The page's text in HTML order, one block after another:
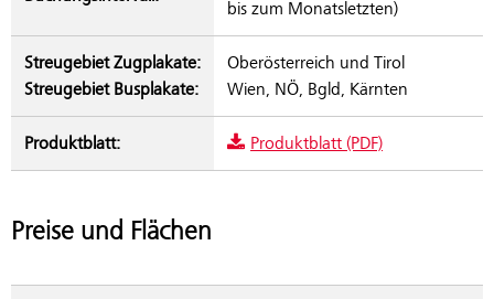
bis zum Monatsletzten)
Streugebiet Zugplakate:
Streugebiet Busplakate:
Oberösterreich und Tirol
Wien, NÖ, Bgld, Kärnten
Produktblatt: Produktblatt (PDF)
Preise und Flächen